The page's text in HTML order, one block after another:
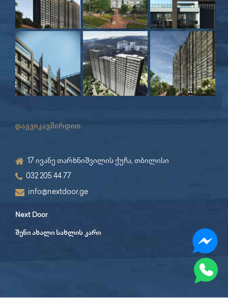
დაგვიკავშირდით
17 ივანე თარხნიშვილის ქუჩა, თბილისი
032 205 44 77
info@nextdoor.ge
Next Door
შენი ახალი სახლის კარი